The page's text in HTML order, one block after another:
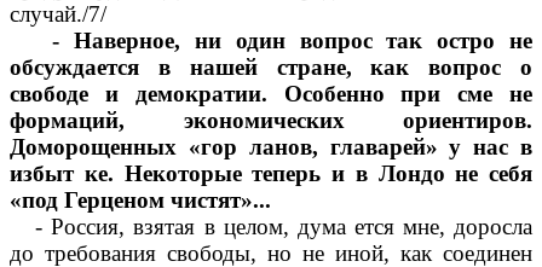
случай./7/
- Наверное, ни один вопрос так остро не
обсуждается в нашей стране, как вопрос о
свободе и демократии. Особенно при сме не
формаций, экономических ориентиров.
Доморощенных «гор ланов, главарей» у нас в
избыт ке. Некоторые теперь и в Лондо не себя
«под Герценом чистят»...
- Россия, взятая в целом, дума ется мне, доросла
до требования свободы, но не иной, как соединен